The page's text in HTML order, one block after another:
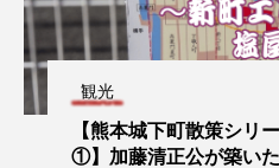
観光
【熊本城下町散策シリ
①】加藤清正公が築い